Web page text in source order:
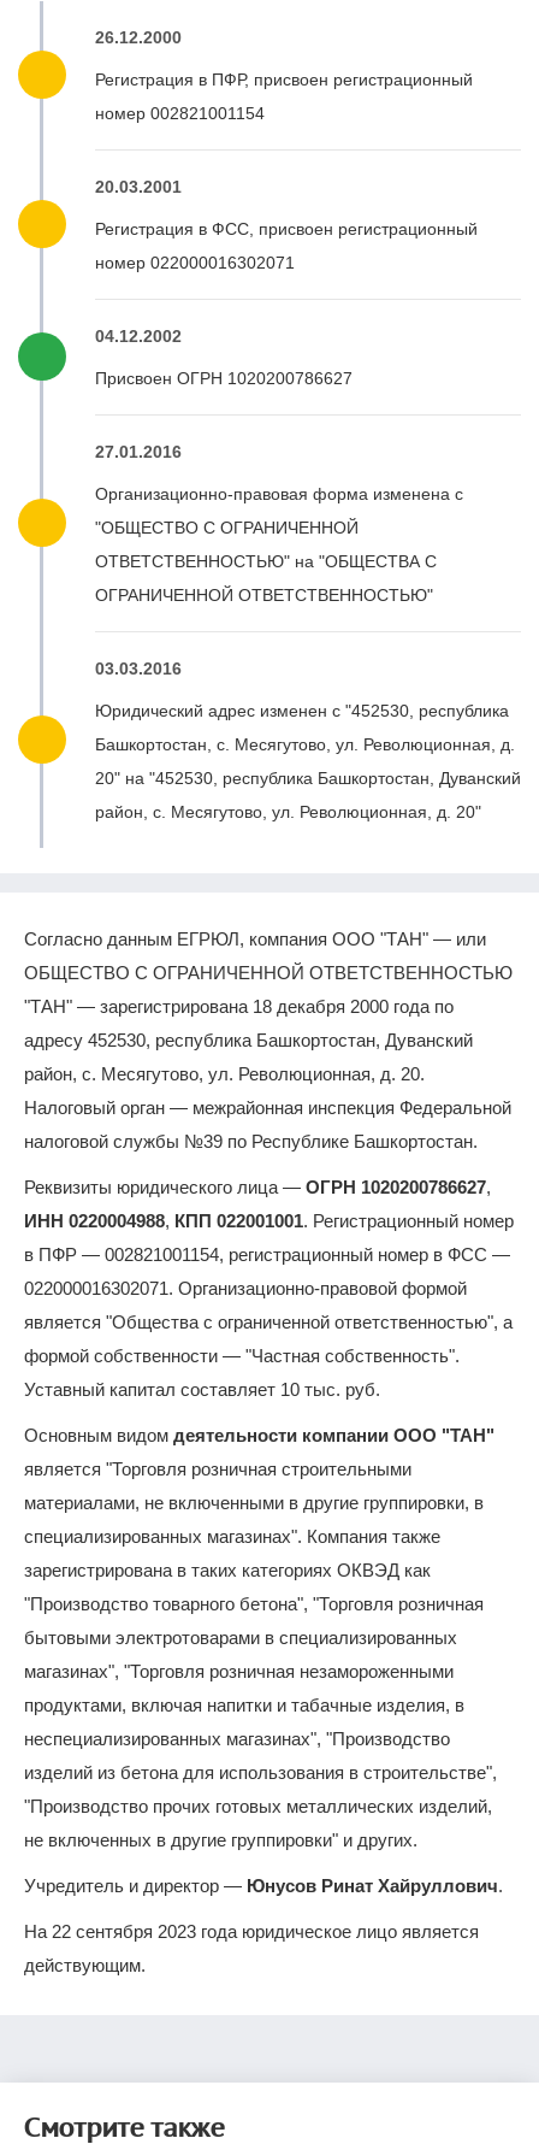
26.12.2000
Регистрация в ПФР, присвоен регистрационный
номер 002821001154
20.03.2001
Регистрация в ФСС, присвоен регистрационный
номер 022000016302071
04.12.2002
Присвоен ОГРН 1020200786627
27.01.2016
Организационно-правовая форма изменена с
"ОБЩЕСТВО С ОГРАНИЧЕННОЙ
ОТВЕТСТВЕННОСТЬЮ" на "ОБЩЕСТВА С
ОГРАНИЧЕННОЙ ОТВЕТСТВЕННОСТЬЮ"
03.03.2016
Юридический адрес изменен с "452530, республика
Башкортостан, с. Месягутово, ул. Революционная, д.
20" на "452530, республика Башкортостан, Дуванский
район, с. Месягутово, ул. Революционная, д. 20"
Согласно данным ЕГРЮЛ, компания ООО "ТАН" — или
ОБЩЕСТВО С ОГРАНИЧЕННОЙ ОТВЕТСТВЕННОСТЬЮ
"ТАН" — зарегистрирована 18 декабря 2000 года по
адресу 452530, республика Башкортостан, Дуванский
район, с. Месягутово, ул. Революционная, д. 20.
Налоговый орган — межрайонная инспекция Федеральной
налоговой службы №39 по Республике Башкортостан.
Реквизиты юридического лица — ОГРН 1020200786627,
ИНН 0220004988, КПП 022001001. Регистрационный номер
в ПФР — 002821001154, регистрационный номер в ФСС —
022000016302071. Организационно-правовой формой
является "Общества с ограниченной ответственностью", а
формой собственности — "Частная собственность".
Уставный капитал составляет 10 тыс. руб.
Основным видом деятельности компании ООО "ТАН"
является "Торговля розничная строительными
материалами, не включенными в другие группировки, в
специализированных магазинах". Компания также
зарегистрирована в таких категориях ОКВЭД как
"Производство товарного бетона", "Торговля розничная
бытовыми электротоварами в специализированных
магазинах", "Торговля розничная незамороженными
продуктами, включая напитки и табачные изделия, в
неспециализированных магазинах", "Производство
изделий из бетона для использования в строительстве",
"Производство прочих готовых металлических изделий,
не включенных в другие группировки" и других.
Учредитель и директор — Юнусов Ринат Хайруллович.
На 22 сентября 2023 года юридическое лицо является
действующим.
Смотрите также